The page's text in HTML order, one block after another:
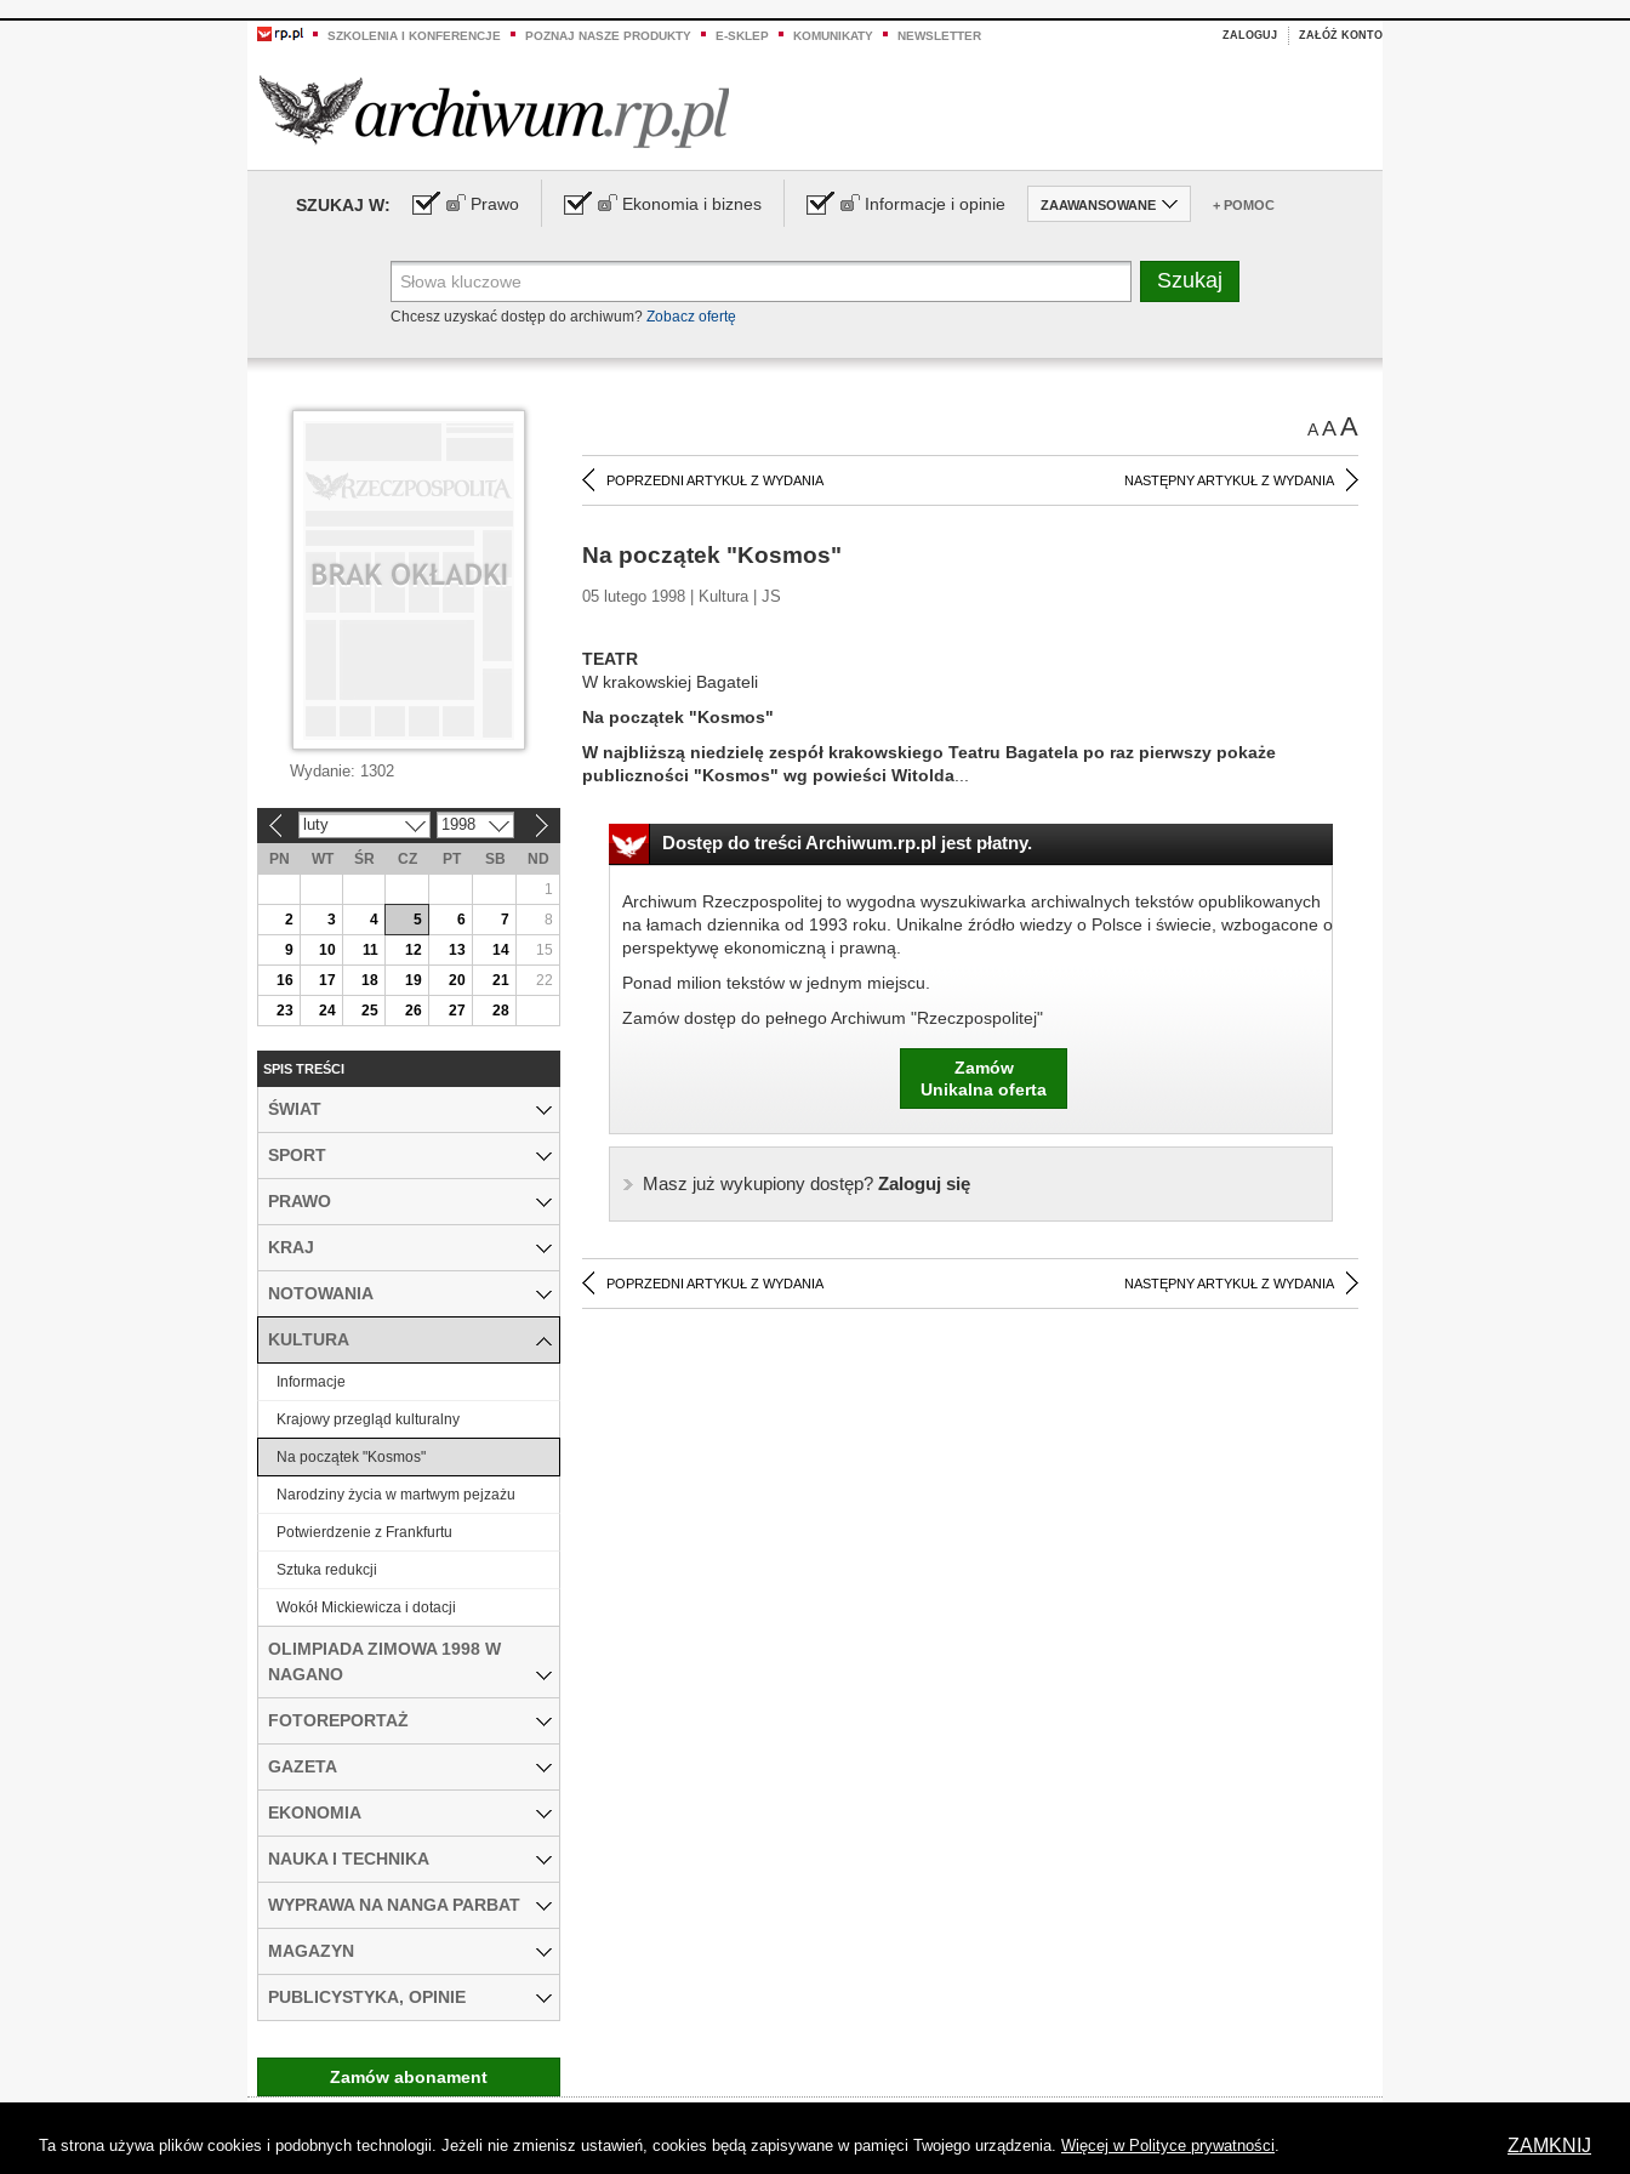
SZKOLENIA I KONFERENCJE POZNAJ NASZE PRODUKTY E-SKLEP KOMUNIKATY NEWSLETTER ZALOGUJ ZAŁÓŻ KONTO
SZUKAJ W: Prawo Ekonomia i biznes Informacje i opinie ZAAWANSOWANE + POMOC
Chcesz uzyskać dostęp do archiwum? Zobacz ofertę
AAA
POPRZEDNI ARTYKUŁ Z WYDANIA NASTĘPNY ARTYKUŁ Z WYDANIA
Na początek "Kosmos"
05 lutego 1998 | Kultura | JS
TEATR
W krakowskiej Bagateli
Na początek "Kosmos"
W najbliższą niedzielę zespół krakowskiego Teatru Bagatela po raz pierwszy pokaże
publiczności "Kosmos" wg powieści Witolda
Dostęp do treści Archiwum.rp.pl jest płatny.
Archiwum Rzeczpospolitej to wygodna wyszukiwarka archiwalnych tekstów opublikowanych
na łamach dziennika od 1993 roku. Unikalne źródło wiedzy o Polsce i świecie, wzbogacone o
perspektywę ekonomiczną i prawną.
Ponad milion tekstów w jednym miejscu.
Zamów dostęp do pełnego Archiwum "Rzeczpospolitej"
Zamów
Unikalna oferta
Masz już wykupiony dostęp?Zaloguj się
POPRZEDNI ARTYKUŁ Z WYDANIA NASTĘPNY ARTYKUŁ Z WYDANIA
Wydanie: 1302
luty 1998
PN WT ŚR CZ PT SB
ND
1
2
3 4 5 6 7
8
9
10 11 12 13 14
15
16
17 18 19 20 21
22
23
24 25 26 27 28
SPIS TREŚCI
ŚWIAT
SPORT
PRAWO
KRAJ
NOTOWANIA
KULTURA
Informacje
Krajowy przegląd kulturalny
Na początek "Kosmos"
Narodziny życia w martwym pejzażu
Potwierdzenie z Frankfurtu
Sztuka redukcji
Wokół Mickiewicza i dotacji
OLIMPIADA ZIMOWA 1998 W
NAGANO
FOTOREPORTAŻ
GAZETA
EKONOMIA
NAUKA I TECHNIKA
WYPRAWA NA NANGA PARBAT
MAGAZYN
PUBLICYSTYKA, OPINIE
Zamów abonament
Ta strona używa plików cookies i podobnych technologii. Jeżeli nie zmienisz ustawień, cookies będą zapisywane w pamięci Twojego urządzenia. Więcej w Polityce prywatności. ZAMKNIJ